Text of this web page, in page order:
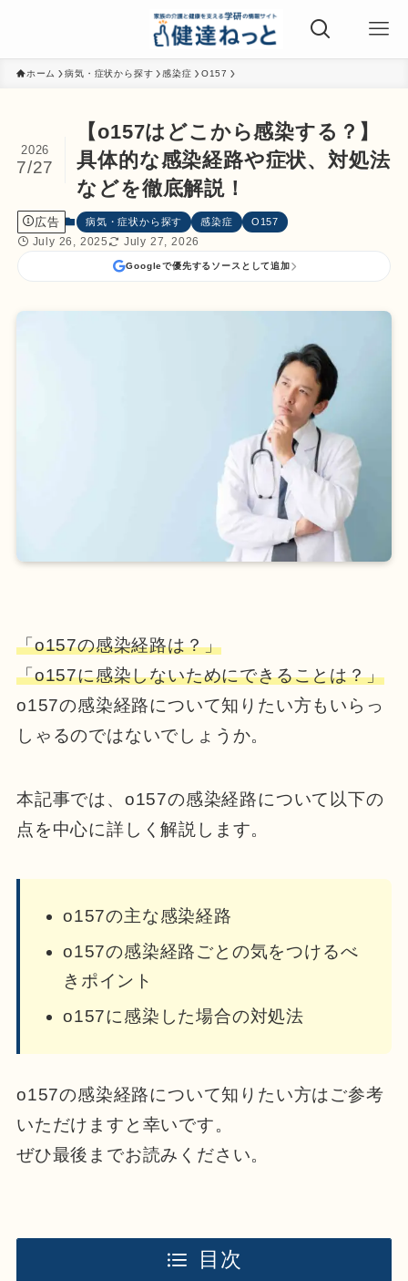
ホーム 病気・症状から探す 感染症 O157
【o157はどこから感染する？】
具体的な感染経路や症状、対処法
などを徹底解説！
2026
7/27
広告 病気・症状から探す 感染症 O157
July 26, 2025 July 27, 2026
Googleで優先するソースとして追加
「o157の感染経路は？」
「o157に感染しないためにできることは？」
o157の感染経路について知りたい方もいらっ
しゃるのではないでしょうか。
本記事では、o157の感染経路について以下の
点を中心に詳しく解説します。
o157の主な感染経路
o157の感染経路ごとの気をつけるべ
きポイント
o157に感染した場合の対処法
o157の感染経路について知りたい方はご参考
いただけますと幸いです。
ぜひ最後までお読みください。
目次